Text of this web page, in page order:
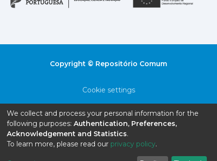
Copyright © Repositório Comum
Cookie settings
End User Agreement
Send Feedback
We collect and process your personal information for the
following purposes: Authentication, Preferences,
Acknowledgement and Statistics.
To learn more, please read our privacy policy.